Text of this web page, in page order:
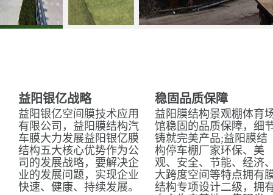
益阳银亿战略
益阳银亿空间膜技术应用
有限公司，益阳膜结构汽
车膜大力发展益阳银亿膜
结构五大核心优势作为公
司的发展战略，要解决企
业的发展问题，实现企业
快速、健康、持续发展。
稳固品质保障
益阳膜结构景观棚体育
馆稳固的品质保障，细
铸就完美产品;益阳膜结
构停车棚厂家环保、美
观、安全、节能、经济
大跨度空间等特点拥有
结构专项设计二级，拥